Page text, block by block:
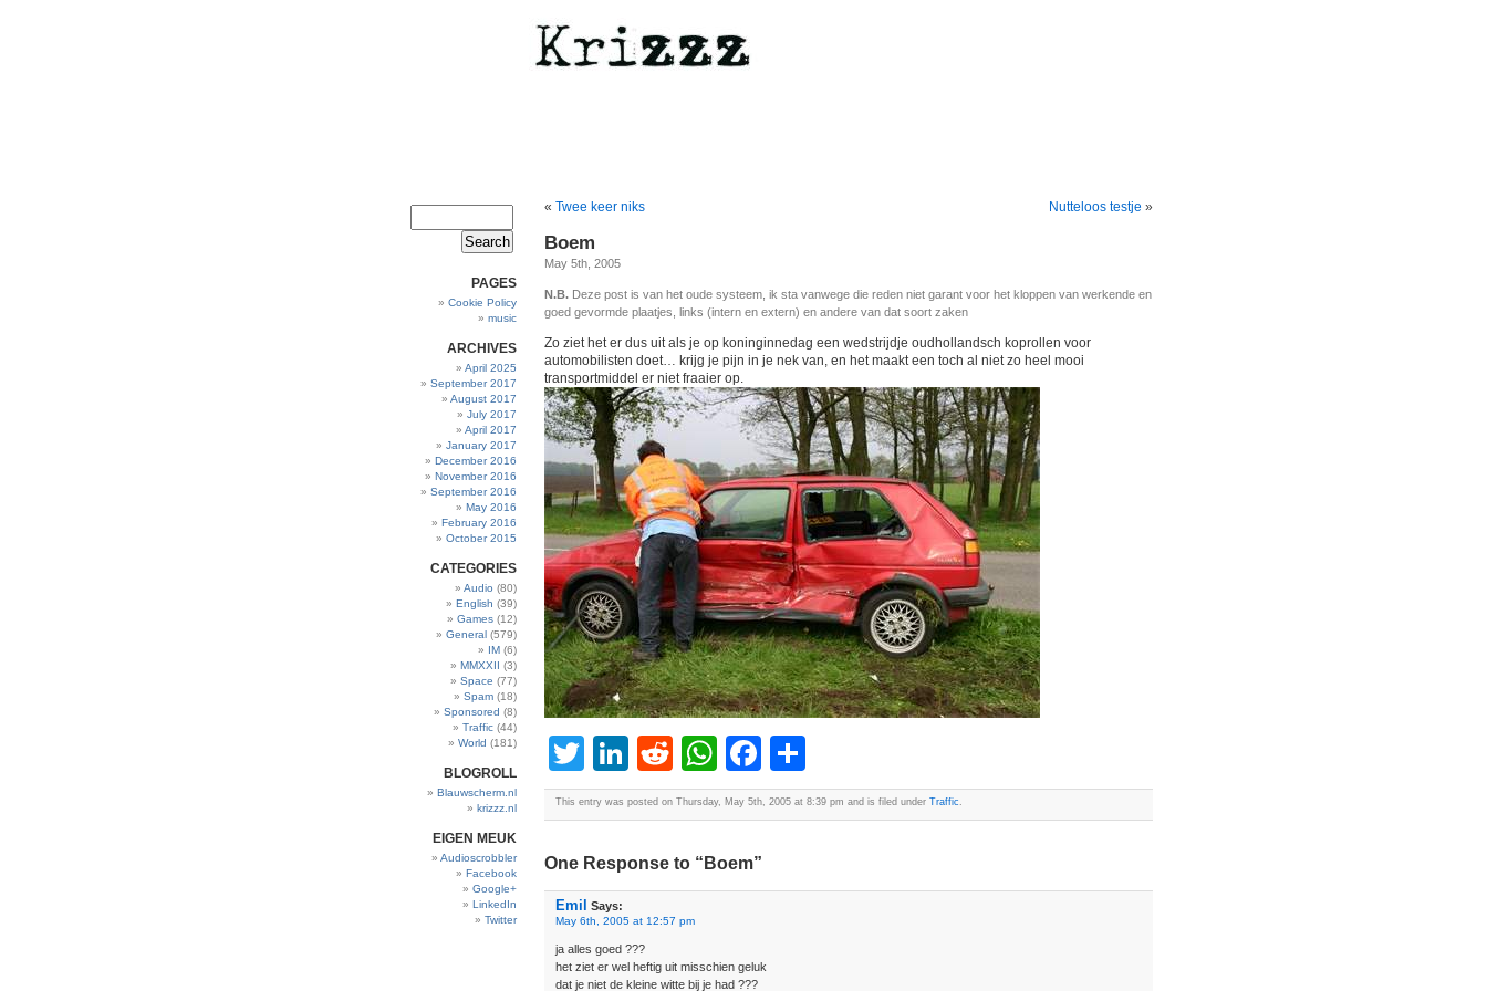
PAGES
Cookie Policy
music
ARCHIVES
April 2025
September 2017
August 2017
July 2017
April 2017
January 2017
December 2016
November 2016
September 2016
May 2016
February 2016
October 2015
CATEGORIES
Audio (80)
English (39)
Games (12)
General (579)
IM (6)
MMXXII (3)
Space (77)
Spam (18)
Sponsored (8)
Traffic (44)
World (181)
BLOGROLL
Blauwscherm.nl
krizzz.nl
EIGEN MEUK
Audioscrobbler
Facebook
Google+
LinkedIn
Twitter
« Twee keer niks Nutteloos testje »
Boem
May 5th, 2005
N.B. Deze post is van het oude systeem, ik sta vanwege die reden niet garant voor het kloppen van werkende en
goed gevormde plaatjes, links (intern en extern) en andere van dat soort zaken
Zo ziet het er dus uit als je op koninginnedag een wedstrijdje oudhollandsch koprollen voor
automobilisten doet… krijg je pijn in je nek van, en het maakt een toch al niet zo heel mooi
transportmiddel er niet fraaier op.
Twitter
LinkedIn
RedditWhatsApp
Facebook
This entry was posted on Thursday, May 5th, 2005 at 8:39 pm and is filed under Traffic .
One Response to “Boem”
Emil Says:
May 6th, 2005 at 12:57 pm
ja alles goed ???
het ziet er wel heftig uit misschien geluk
dat je niet de kleine witte bij je had ???